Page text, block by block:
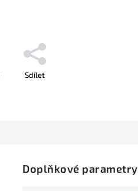
Sdílet
Doplňkové parametry